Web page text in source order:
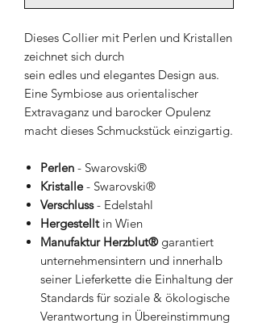
Dieses Collier mit Perlen und Kristallen
zeichnet sich durch
sein edles und elegantes Design aus.
Eine Symbiose aus orientalischer
Extravaganz und barocker Opulenz
macht dieses Schmuckstück einzigartig.
Perlen - Swarovski®
Kristalle- Swarovski®
Verschluss- Edelstahl
Hergestelltin Wien
Manufaktur Herzblut®garantiert
unternehmensintern und innerhalb
seiner Lieferkette die Einhaltung der
Standards für soziale & ökologische
Verantwortung in Übereinstimmung